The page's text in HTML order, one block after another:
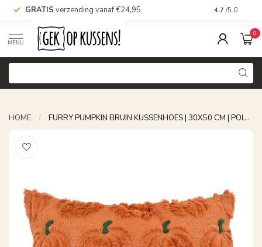
GRATIS verzending vanaf €24,95 Voor 16.00
4.7 /5.0
MENU
0
HOME / FURRY PUMPKIN BRUIN KUSSENHOES | 30X50 CM | POLYESTER